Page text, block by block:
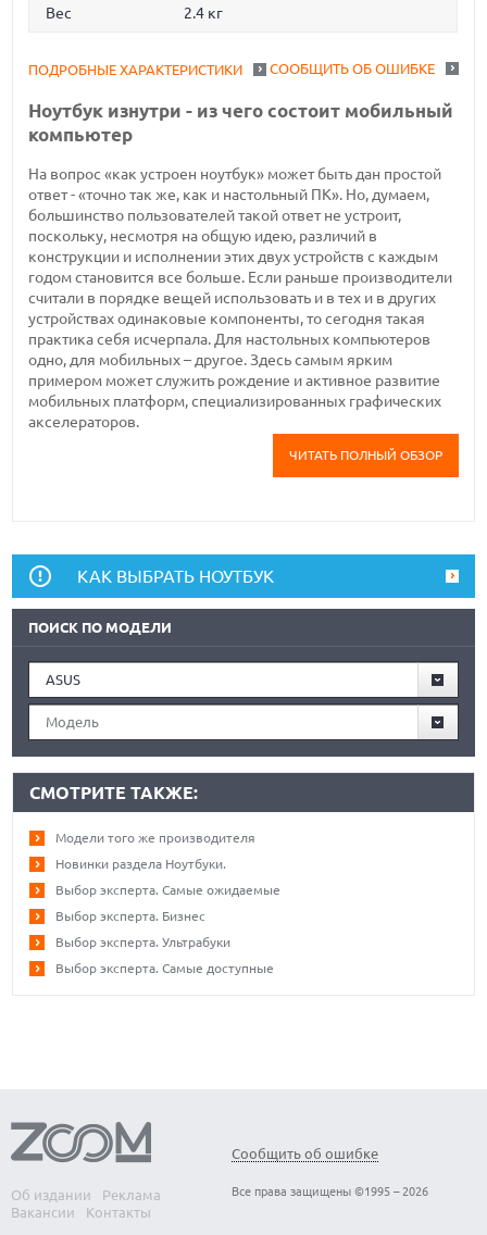
Вес 2.4 кг
СООБЩИТЬ ОБ ОШИБКЕ
ПОДРОБНЫЕ ХАРАКТЕРИСТИКИ
Ноутбук изнутри - из чего состоит мобильный
компьютер
На вопрос «как устроен ноутбук» может быть дан простой
ответ - «точно так же, как и настольный ПК». Но, думаем,
большинство пользователей такой ответ не устроит,
поскольку, несмотря на общую идею, различий в
конструкции и исполнении этих двух устройств с каждым
годом становится все больше. Если раньше производители
считали в порядке вещей использовать и в тех и в других
устройствах одинаковые компоненты, то сегодня такая
практика себя исчерпала. Для настольных компьютеров
одно, для мобильных – другое. Здесь самым ярким
примером может служить рождение и активное развитие
мобильных платформ, специализированных графических
акселераторов.
ЧИТАТЬ ПОЛНЫЙ ОБЗОР
КАК ВЫБРАТЬ НОУТБУК
ПОИСК ПО МОДЕЛИ
ASUS
Модель
СМОТРИТЕ ТАКЖЕ:
Модели того же производителя
Новинки раздела Ноутбуки.
Выбор эксперта. Самые ожидаемые
Выбор эксперта. Бизнес
Выбор эксперта. Ультрабуки
Выбор эксперта. Самые доступные
Об издании
Реклама
Вакансии
Контакты
Сообщить об ошибке
Все права защищены ©1995 – 2026